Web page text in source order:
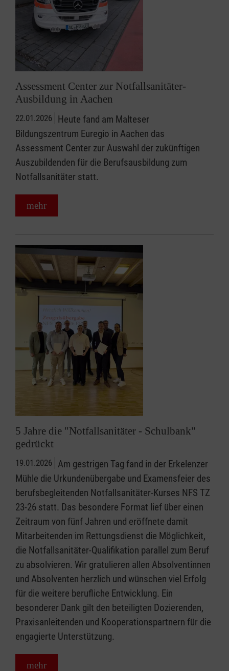
Assessment Center zur Notfallsanitäter-
Ausbildung in Aachen
22.01.2026 Heute fand am Malteser
Bildungszentrum Euregio in Aachen das
Assessment Center zur Auswahl der zukünftigen
Auszubildenden für die Berufsausbildung zum
Notfallsanitäter statt.
mehr
5 Jahre die "Notfallsanitäter - Schulbank"
gedrückt
19.01.2026 Am gestrigen Tag fand in der Erkelenzer
Mühle die Urkundenübergabe und Examensfeier des
berufsbegleitenden Notfallsanitäter-Kurses NFS TZ
23-26 statt. Das besondere Format lief über einen
Zeitraum von fünf Jahren und eröffnete damit
Mitarbeitenden im Rettungsdienst die Möglichkeit,
die Notfallsanitäter-Qualifikation parallel zum Beruf
zu absolvieren. Wir gratulieren allen Absolventinnen
und Absolventen herzlich und wünschen viel Erfolg
für die weitere berufliche Entwicklung. Ein
besonderer Dank gilt den beteiligten Dozierenden,
Praxisanleitenden und Kooperationspartnern für die
engagierte Unterstützung.
mehr